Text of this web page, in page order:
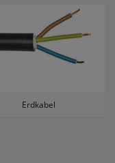
Erdkabel
Elemente
Verfeinern